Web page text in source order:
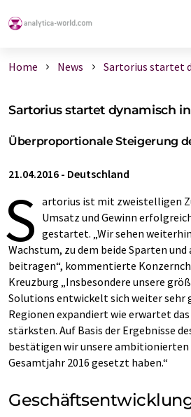
Home News Sartorius startet
Sartorius startet dynamisch in
Überproportionale Steigerung
21.04.2016 - Deutschland
S artorius ist mit zweistelligen
Umsatz und Gewinn
gestartet. „Wir sehen
Wachstum, zu dem beide Sparten
beitragen“, kommentierte
Kreuzburg „Insbesondere unsere
Solutions entwickelt sich weiter sehr
Regionen expandiert wie erwartet
stärksten. Auf Basis der Ergebnisse
bestätigen wir unsere ambitionierten
Gesamtjahr 2016 gesetzt haben.“